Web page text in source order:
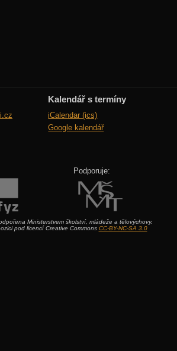
Kalendář s termíny
iCalendar (ics)
Google kalendář
Podporuje:
Ministerstvem školství, mládeže a tělovýchovy.
pod licencí Creative Commons CC-BY-NC-SA 3.0